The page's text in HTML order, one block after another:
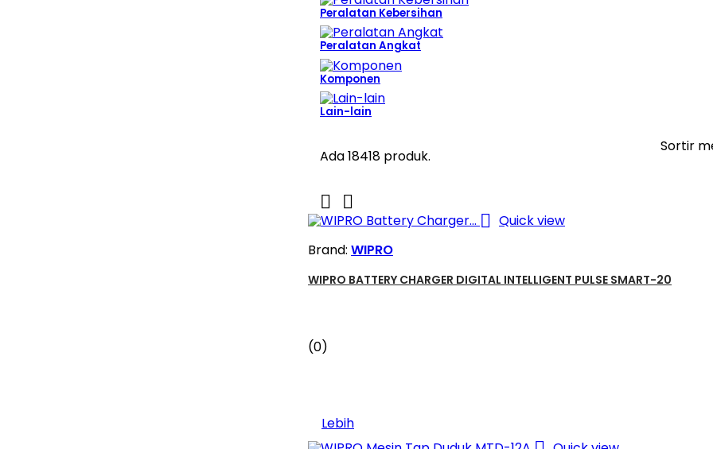
Peralatan Kebersihan
Peralatan Angkat
Komponen
Lain-lain
Ada 18418 produk.
Sortir


 Quick view
Brand: WIPRO
WIPRO BATTERY CHARGER DIGITAL INTELLIGENT PULSE SMART-20
(0)
Lebih